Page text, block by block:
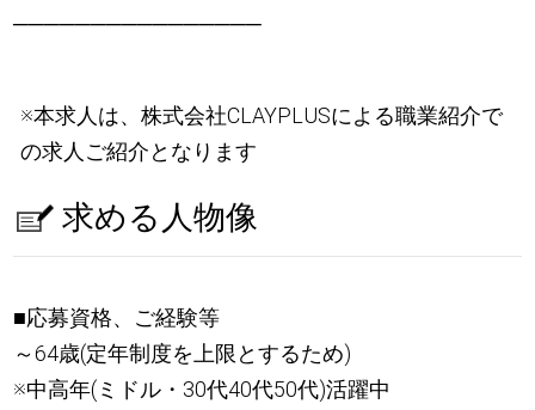
────────────────
※本求人は、株式会社CLAYPLUSによる職業紹介で
の求人ご紹介となります
求める人物像
■応募資格、ご経験等
～64歳(定年制度を上限とするため)
※中高年(ミドル・30代40代50代)活躍中